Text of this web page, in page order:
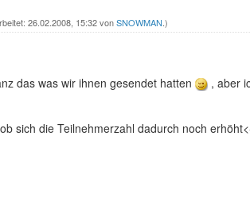
26.02.2008, 15:32 vonSNOWMAN .)
das was wir ihnen gesendet hatten , aber
sich die Teilnehmerzahl dadurch noch